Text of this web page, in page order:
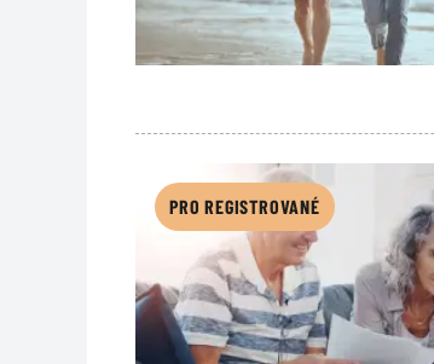
PRO REGISTROVANÉ